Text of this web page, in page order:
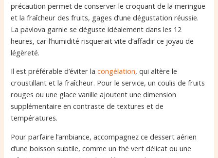
précaution permet de conserver le croquant de la meringue
et la fraîcheur des fruits, gages d’une dégustation réussie.
La pavlova garnie se déguste idéalement dans les 12
heures, car l’humidité risquerait vite d’affadir ce joyau de
légèreté.
Il est préférable d’éviter lacongélation, qui altère le
croustillant et la fraîcheur. Pour le service, un coulis de fruits
rouges ou une glace vanille ajoutent une dimension
supplémentaire en contraste de textures et de
températures.
Pour parfaire l’ambiance, accompagnez ce dessert aérien
d’une boisson subtile, comme un thé vert délicat ou une